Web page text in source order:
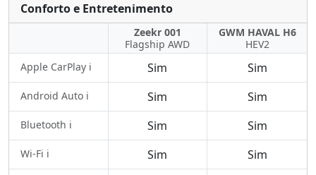
Conforto e Entretenimento
Zeekr 001
Flagship AWD
GWM HAVAL H6
HEV2
Apple CarPlay ℹ️
Sim Sim
Android Auto ℹ️ Sim Sim
Bluetooth ℹ️ Sim Sim
Wi-Fi ℹ️ Sim Sim